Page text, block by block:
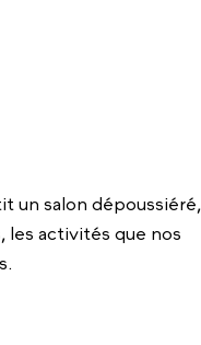
un salon dépoussiéré,
les activités que nos